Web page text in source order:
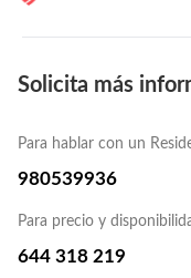
Solicita más
Para hablar con un
980539936
Para precio y
644 318 219